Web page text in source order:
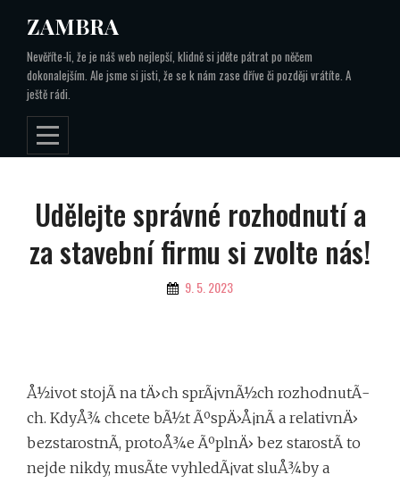
content
ZAMBRA
Nevěříte-li, že je náš web nejlepší, klidně si jděte pátrat po něčem
dokonalejším. Ale jsme si jisti, že se k nám zase dříve či později vrátíte. A
ještě rádi.
Udělejte správné rozhodnutí a
za stavební firmu si zvolte nás!
By 9. 5. 2023
Å½ivot stojÃ­ na tÄ›ch sprÃ¡vnÃ½ch rozhodnutÃ­
ch. KdyÅ¾ chcete bÃ½t ÃºspÄ›Å¡nÃ­ a relativnÄ›
bezstarostnÃ­, protoÅ¾e ÃºplnÄ› bez starostÃ­ to
nejde nikdy, musÃ­te vyhledÃ¡vat sluÅ¾by a
Navigace
pro
příspěvek